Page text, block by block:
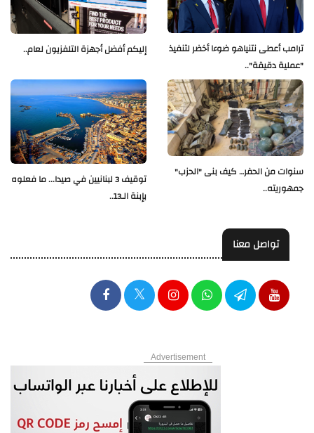
إليكم أفضل أجهزة التلفزيون لعام..
ترامب أعطى نتنياهو ضوءا أخضر لتنفيذ
"عملية دقيقة"..
توقيف 3 لبنانيين في صيدا... ما فعلوه
بإبنة الـ13..
سنوات من الحفر… كيف بنى "الحزب"
جمهوريته..
تواصل معنا
Advertisement